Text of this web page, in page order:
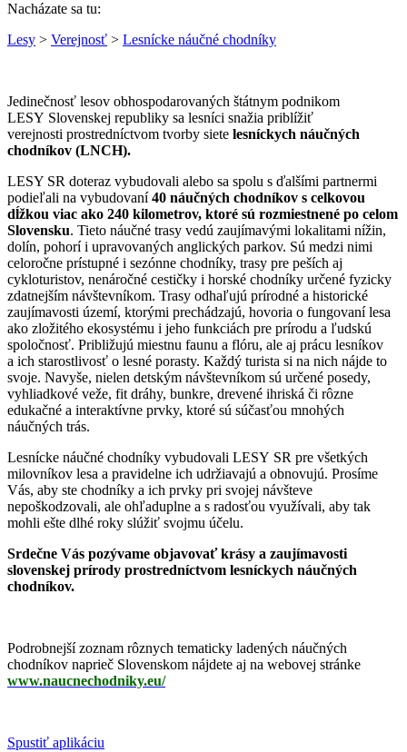
Nacházate sa tu:
Lesy > Verejnosť > Lesnícke náučné chodníky
Jedinečnosť lesov obhospodarovaných štátnym podnikom
LESY Slovenskej republiky sa lesníci snažia priblížiť
verejnosti prostredníctvom tvorby siete lesníckych náučných
chodníkov (LNCH).
LESY SR doteraz vybudovali alebo sa spolu s ďalšími partnermi
podieľali na vybudovaní40 náučných chodníkov s celkovou
dĺžkou viac ako 240 kilometrov, ktoré sú rozmiestnené po celom
Slovensku. Tieto náučné trasy vedú zaujímavými lokalitami nížin,
dolín, pohorí i upravovaných anglických parkov. Sú medzi nimi
celoročne prístupné i sezónne chodníky, trasy pre peších aj
cykloturistov, nenáročné cestičky i horské chodníky určené fyzicky
zdatnejším návštevníkom. Trasy odhaľujú prírodné a historické
zaujímavosti území, ktorými prechádzajú, hovoria o fungovaní lesa
ako zložitého ekosystému i jeho funkciách pre prírodu a ľudskú
spoločnosť. Približujú miestnu faunu a flóru, ale aj prácu lesníkov
a ich starostlivosť o lesné porasty. Každý turista si na nich nájde to
svoje. Navyše, nielen detským návštevníkom sú určené posedy,
vyhliadkové veže, fit dráhy, bunkre, drevené ihriská či rôzne
edukačné a interaktívne prvky, ktoré sú súčasťou mnohých
náučných trás.
Lesnícke náučné chodníky vybudovali LESY SR pre všetkých
milovníkov lesa a pravidelne ich udržiavajú a obnovujú. Prosíme
Vás, aby ste chodníky a ich prvky pri svojej návšteve
nepoškodzovali, ale ohľaduplne a s radosťou využívali, aby tak
mohli ešte dlhé roky slúžiť svojmu účelu.
Srdečne Vás pozývame objavovať krásy a zaujímavosti
slovenskej prírody prostredníctvom lesníckych náučných
chodníkov.
Podrobnejší zoznam rôznych tematicky ladených náučných
chodníkov naprieč Slovenskom nájdete aj na webovej stránke
www.naucnechodniky.eu/
Spustiť aplikáciu